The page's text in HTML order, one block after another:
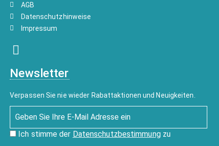
AGB
Datenschutzhinweise
Impressum
Newsletter
Verpassen Sie nie wieder Rabattaktionen und Neuigkeiten.
Ich stimme der Datenschutzbestimmungzu